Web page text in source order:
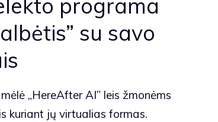
programa
su savo
„HereAfter AI” leis žmonėms
kuriant jų virtualias formas.